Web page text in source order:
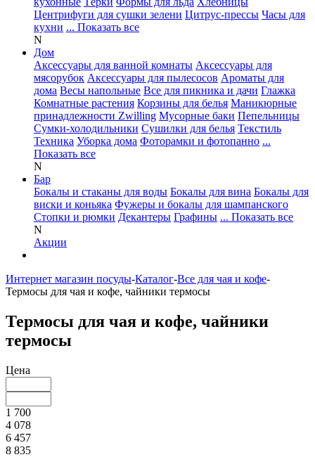
Центрифуги для сушки зелени Цитрус-прессы Часы для
кухни ... Показать все
N
Дом
Аксессуары для ванной комнаты Аксессуары для
мясорубок Аксессуары для пылесосов Ароматы для
дома Весы напольные Все для пикника и дачи Глажка
Комнатные растения Корзины для белья Маникюрные
принадлежности Zwilling Мусорные баки Пепельницы
Сумки-холодильники Сушилки для белья Текстиль
Техника Уборка дома Фоторамки и фотопанно ...
Показать все
N
Бар
Бокалы и стаканы для воды Бокалы для вина Бокалы для
виски и коньяка Фужеры и бокалы для шампанского
Стопки и рюмки Декантеры Графины ... Показать все
N
Акции
Интернет магазин посуды-Каталог-Все для чая и кофе-
Термосы для чая и кофе, чайники термосы
Термосы для чая и кофе, чайники
термосы
Цена
1 700
4 078
6 457
8 835